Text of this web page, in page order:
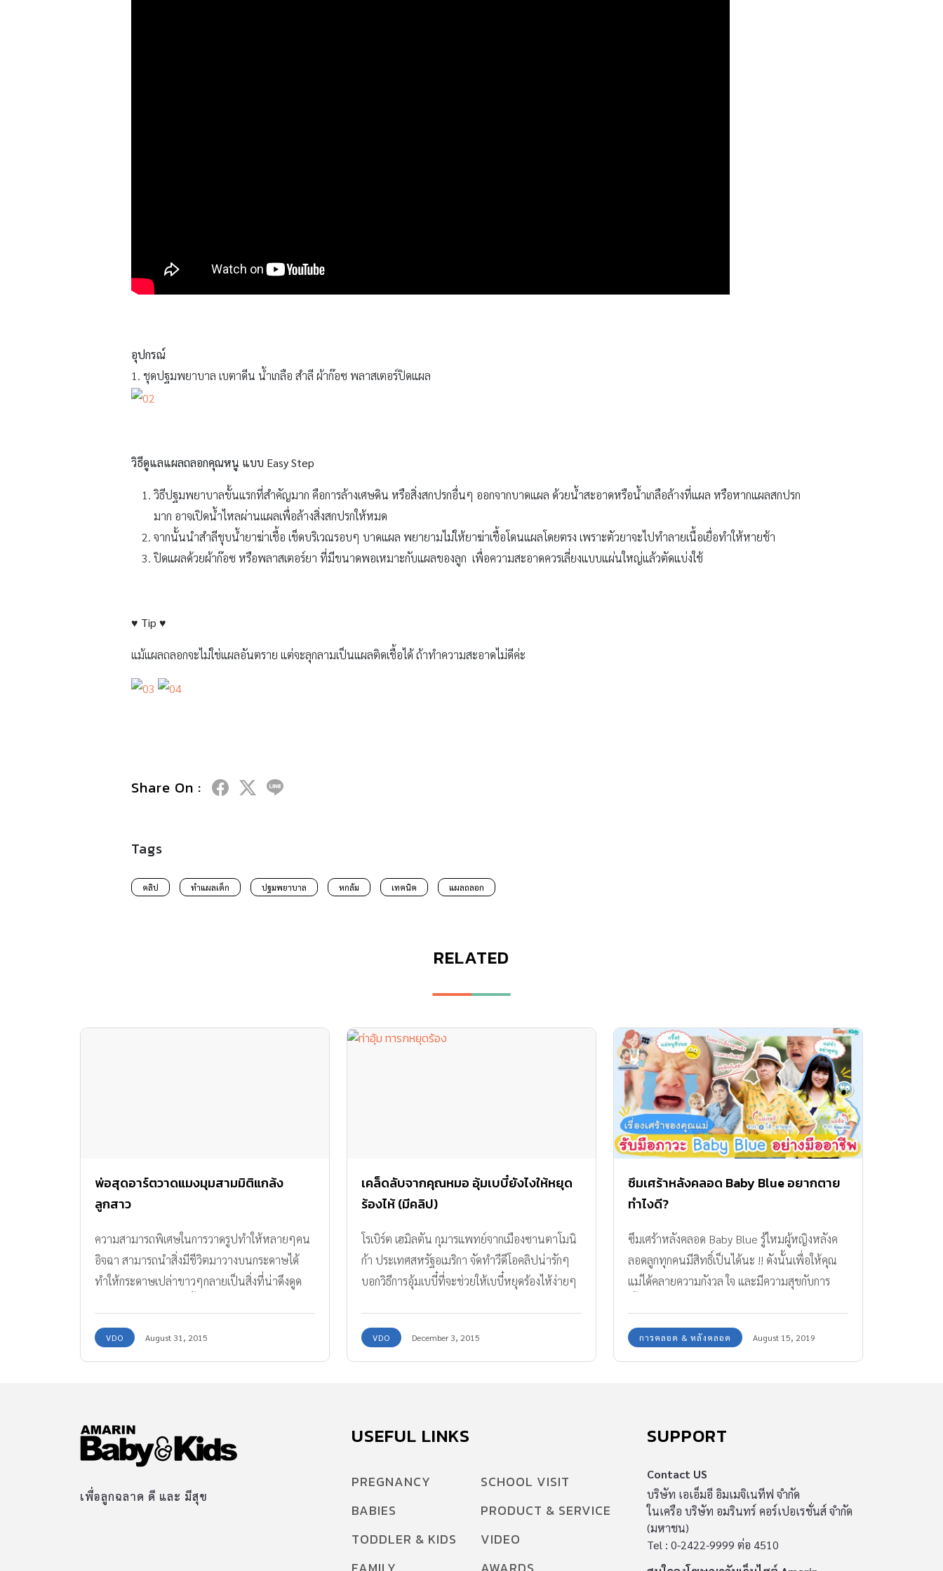
อุปกรณ์
1. ชุดปฐมพยาบาล เบตาดีน น้ำเกลือ สำลี ผ้าก๊อซ พลาสเตอร์ปิดแผล
วิธีดูแลแผลถลอกคุณหนู แบบ Easy Step
วิธีปฐมพยาบาลขั้นแรกที่สำคัญมาก คือการล้างเศษดิน หรือสิ่งสกปรกอื่นๆ ออกจากบาดแผล ด้วยน้ำสะอาดหรือน้ำเกลือล้างที่แผล หรือหากแผลสกปรก
มาก อาจเปิดน้ำไหลผ่านแผลเพื่อล้างสิ่งสกปรกให้หมด
จากนั้นนำสำลีชุบน้ำยาฆ่าเชื้อ เช็ดบริเวณรอบๆ บาดแผล พยายามไม่ให้ยาฆ่าเชื้อโดนแผลโดยตรง เพราะตัวยาจะไปทำลายเนื้อเยื่อทำให้หายช้า
ปิดแผลด้วยผ้าก๊อซ หรือพลาสเตอร์ยา ที่มีขนาดพอเหมาะกับแผลของลูก เพื่อความสะอาดควรเลี่ยงแบบแผ่นใหญ่แล้วตัดแบ่งใช้
♥ Tip ♥
แม้แผลถลอกจะไม่ใช่แผลอันตราย แต่จะลุกลามเป็นแผลติดเชื้อได้ ถ้าทำความสะอาดไม่ดีค่ะ
Share On :
Tags
คลิป ทำแผลเด็ก ปฐมพยาบาล หกล้ม เทคนิค แผลถลอก
RELATED
พ่อสุดอาร์ตวาดแมงมุมสามมิติแกล้ง
ลูกสาว
ความสามารถพิเศษในการวาดรูปทำให้หลายๆคน
อิจฉา สามารถนำสิ่งมีชีวิตมาวางบนกระดาษได้
ทำให้กระดาษเปล่าขาวๆกลายเป็นสิ่งที่น่าดึงดูด
เขาก็เป็นคุณพ่อของหนูน้อยคนหนึ่ง เมื่อคุณพ่อ
อยากแกล้งลูกสาวก็เลยวาดแมงมุมตัวหนึ่งซะเหมือ
แบบนี้! มาดูขั้นตอนการวาด เริ่มตั้งแต่ร่างแบบกัน
เลย ลงสี ลงเงา เป็นไงล่ะ เหมือนมากเลยใช่มั้ย?
โคตรเหมือนแมงมุมจริงๆ ดูแล้วเริ่มขนลุกแล้ว ตอน
แรกอยากจะทำให้ลูกสาวตกใจซะหน่อย ไม่คิดว่า
VDO August 31, 2015
เคล็ดลับจากคุณหมอ อุ้มเบบี๋ยังไงให้หยุด
ร้องไห้ (มีคลิป)
โรเบิร์ต เฮมิลตัน กุมารแพทย์จากเมืองซานตาโมนิ
ก้า ประเทศสหรัฐอเมริกา จัดทำวีดีโอคลิปน่ารักๆ
บอกวิธีการอุ้มเบบี๋ที่จะช่วยให้เบบี๋หยุดร้องไห้ง่ายๆ
VDO December 3, 2015
ซึมเศร้าหลังคลอด Baby Blue อยากตาย
ทำไงดี?
ซึมเศร้าหลังคลอด Baby Blue รู้ไหมผู้หญิงหลังค
ลอดลูกทุกคนมีสิทธิ์เป็นได้นะ !! ดังนั้นเพื่อให้คุณ
แม่ได้คลายความกังวล ใจ และมีความสุขกับการ
การคลอด & หลังคลอด August 15, 2019
เพื่อลูกฉลาด ดี และ มีสุข
USEFUL LINKS
PREGNANCY
BABIES
TODDLER & KIDS
SCHOOL VISIT
PRODUCT & SERVICE
VIDEO
SUPPORT
Contact US
บริษัท เอเอ็มอี อิมเมจิเนทีฟ จำกัด
ในเครือ บริษัท อมรินทร์ คอร์เปอเรชั่นส์ จำกัด
(มหาชน)
Tel : 0-2422-9999 ต่อ 4510